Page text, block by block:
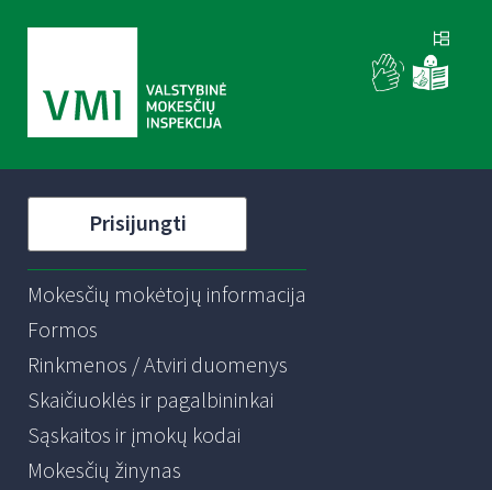
Prisijungti
Mokesčių mokėtojų informacija
Formos
Rinkmenos / Atviri duomenys
Skaičiuoklės ir pagalbininkai
Sąskaitos ir įmokų kodai
Mokesčių žinynas